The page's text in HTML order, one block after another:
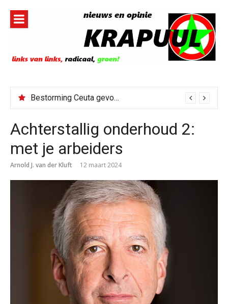
inhoud
Bestorming Ceuta gevolg van op sociale media verspreide hoax?
Achterstallig onderhoud 2:
met je arbeiders
Arnold J. van der Kluft 12 maart 2024